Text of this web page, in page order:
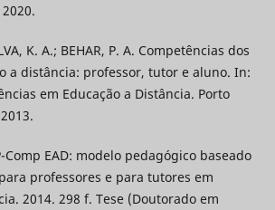
K. A.; BEHAR, P. A. Competências dos
a distância: professor, tutor e aluno. In:
em Educação a Distância. Porto
Comp EAD: modelo pedagógico baseado
professores e para tutores em
2014. 298 f. Tese (Doutorado em